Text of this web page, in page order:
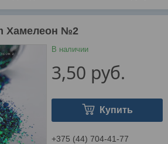
Хамелеон №2
В наличии
3,50 руб.
Купить
+375 (44) 704-41-77